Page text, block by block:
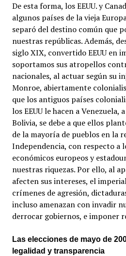
De esta forma, los EEUU. y
algunos países de la vieja
separó del destino común que
nuestras repúblicas. Además,
siglo XIX, convertido EEUU en
soportamos sus atropellos
nacionales, al actuar según su
Monroe, abiertamente
que los antiguos países
los EEUU le hacen a Venezuela,
Bolivia, se debe a que ellos
de la mayoría de pueblos en la
Independencia, con respecto a
económicos europeos y
nuestras riquezas. Por ello, al
afecten sus intereses, el
crímenes de agresión,
incluso amenazan con invadir
derrocar gobiernos, e imponer
Las elecciones de mayo de
legalidad y transparencia